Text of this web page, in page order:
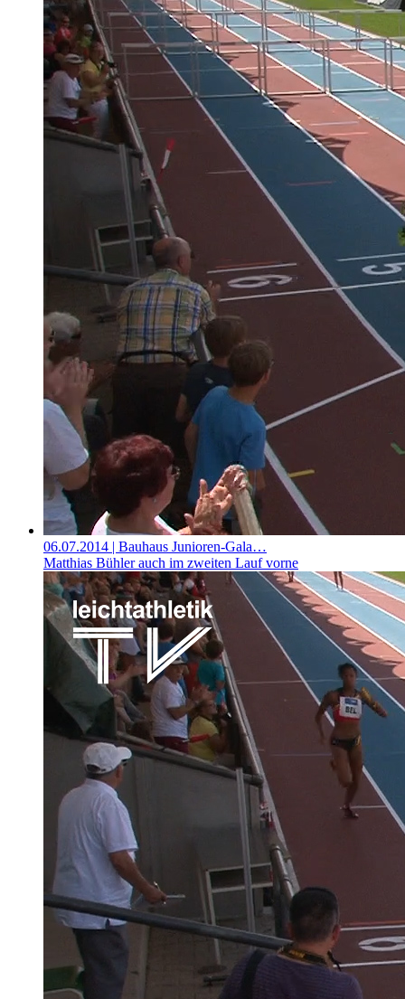
06.07.2014 | Bauhaus Junioren-Gala…
Matthias Bühler auch im zweiten Lauf vorne